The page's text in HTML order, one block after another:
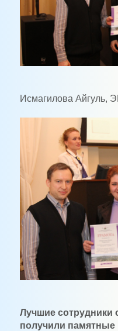
Исмагилова Айгуль,
Лучшие
получили памятные